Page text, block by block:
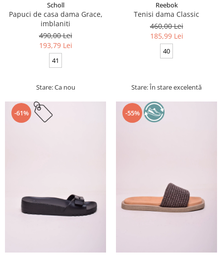
Scholl
Papuci de casa dama Grace,
imblaniti
490,00 Lei
193,79 Lei
41
Stare: Ca nou
Reebok
Tenisi dama Classic
460,00 Lei
185,99 Lei
40
Stare: În stare excelentă
-61% -55%